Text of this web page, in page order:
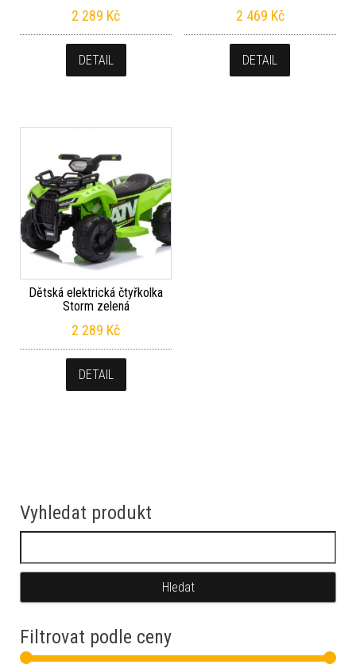
2 289 Kč
DETAIL
2 469 Kč
DETAIL
Dětská elektrická čtyřkolka
Storm zelená
2 289 Kč
DETAIL
Vyhledat produkt
Filtrovat podle ceny